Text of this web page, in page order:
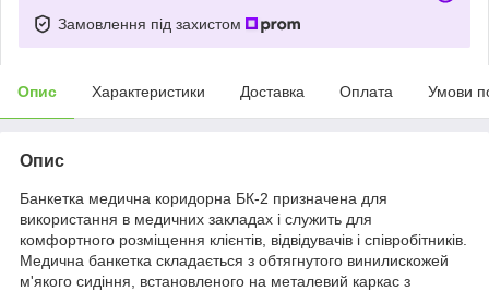
Замовлення під захистом
Опис Характеристики Доставка Оплата Умови
Опис
Банкетка медична коридорна БК-2 призначена для
використання в медичних закладах і служить для
комфортного розміщення клієнтів, відвідувачів і співробітників.
Медична банкетка складається з обтягнутого винилискожей
м'якого сидіння, встановленого на металевий каркас з